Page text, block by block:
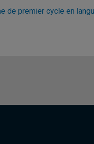
de premier cycle en